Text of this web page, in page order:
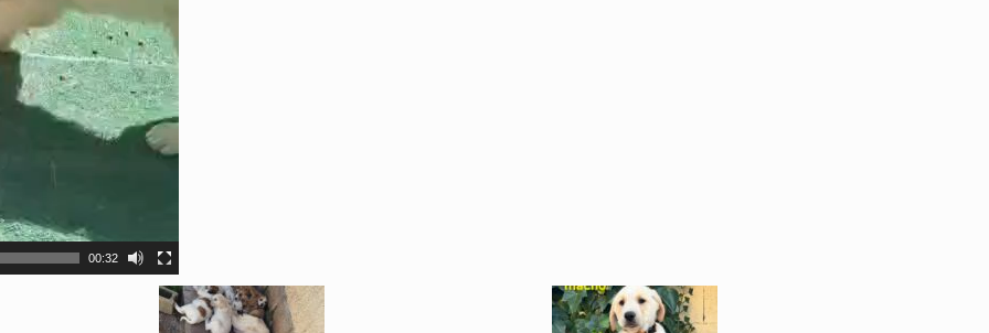
00:32